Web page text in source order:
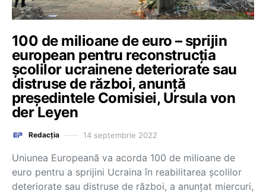
100 de milioane de euro – sprijin
european pentru reconstrucția
școlilor ucrainene deteriorate sau
distruse de război, anunță
președintele Comisiei, Ursula von
der Leyen
Redacția 14 septembrie 2022
Uniunea Europeană va acorda 100 de milioane de
euro pentru a sprijini Ucraina în reabilitarea școlilor
deteriorate sau distruse de război, a anunțat miercuri,